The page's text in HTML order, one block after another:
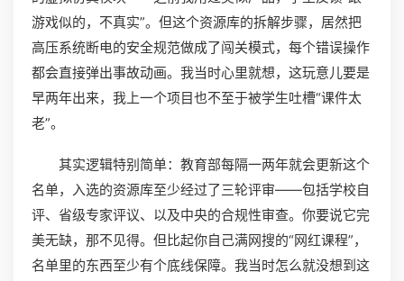
游戏似的，不真实”。但这个资源库的拆解步骤，居然把
高压系统断电的安全规范做成了闯关模式，每个错误操作
都会直接弹出事故动画。我当时心里就想，这玩意儿要是
早两年出来，我上一个项目也不至于被学生吐槽“课件太
老”。
其实逻辑特别简单：教育部每隔一两年就会更新这个
名单，入选的资源库至少经过了三轮评审——包括学校自
评、省级专家评议、以及中央的合规性审查。你要说它完
美无缺，那不见得。但比起你自己满网搜的“网红课程”，
名单里的东西至少有个底线保障。我当时怎么就没想到这